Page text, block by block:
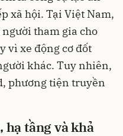
xã hội. Tại Việt Nam,
tham gia cho
vì xe động cơ đốt
khác. Tuy nhiên,
phương tiện truyền
hạ tầng và khả